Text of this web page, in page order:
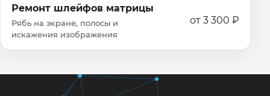
Ремонт шлейфов матрицы
Рябь на экране, полосы и
искажения изображения
от 3 300 ₽